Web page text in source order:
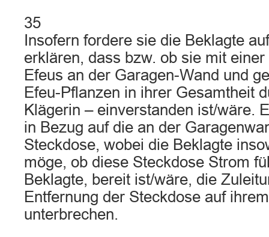
35
Insofern fordere sie die Beklagte
erklären, dass bzw. ob sie mit
Efeus an der Garagen-Wand und
Efeu-Pflanzen in ihrer Gesamtheit
Klägerin – einverstanden ist/wäre.
in Bezug auf die an der
Steckdose, wobei die Beklagte
möge, ob diese Steckdose Strom
Beklagte, bereit ist/wäre, die
Entfernung der Steckdose auf
unterbrechen.